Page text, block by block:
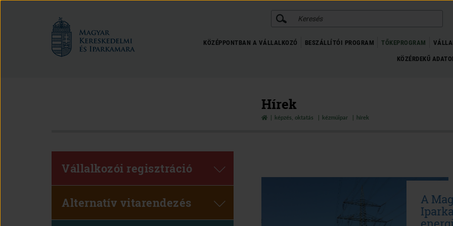
Magyar
Kereskedelmi
és
Iparkamara
KERESÉS
KÖZÉPPONTBAN A VÁLLALKOZÓ BESZÁLLÍTÓI PROGRAM TŐKEPROGRAM
KÖZÉRDEKŰ
Hírek
képzés, oktatás kézműipar hírek
Vállalkozói regisztráció
Alternatív vitarendezés
A